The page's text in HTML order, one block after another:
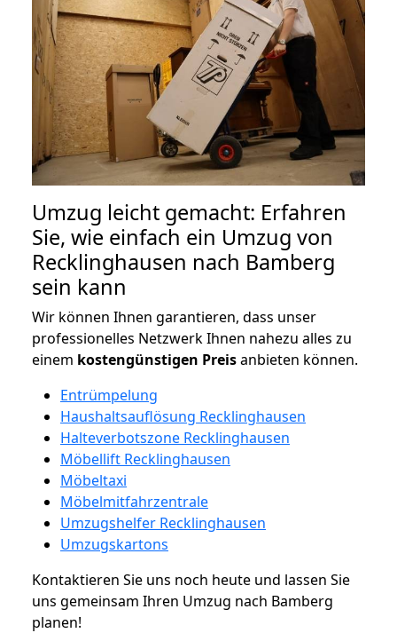
Umzug leicht gemacht: Erfahren
Sie, wie einfach ein Umzug von
Recklinghausen nach Bamberg
sein kann
Wir können Ihnen garantieren, dass unser
professionelles Netzwerk Ihnen nahezu alles zu
einem kostengünstigen Preisanbieten können.
Entrümpelung
Haushaltsauflösung Recklinghausen
Halteverbotszone Recklinghausen
Möbellift Recklinghausen
Möbeltaxi
Möbelmitfahrzentrale
Umzugshelfer Recklinghausen
Umzugskartons
Kontaktieren Sie uns noch heute und lassen Sie
uns gemeinsam Ihren Umzug nach Bamberg
planen!